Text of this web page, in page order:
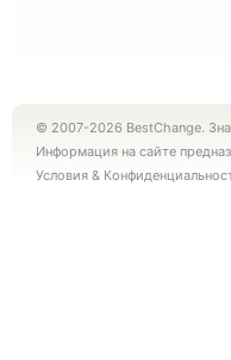
© 2007-2026 BestChange.
Информация на сайте
Условия &